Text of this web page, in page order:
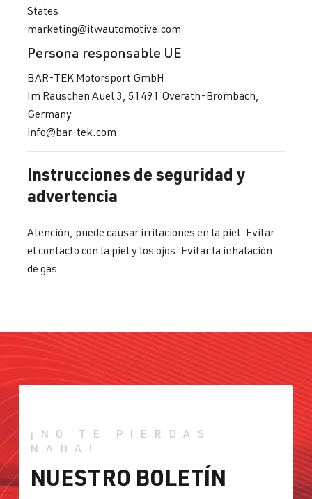
States
marketing@itwautomotive.com
Persona responsable UE
BAR-TEK Motorsport GmbH
Im Rauschen Auel 3, 51491 Overath-Brombach,
Germany
info@bar-tek.com
Instrucciones de seguridad y
advertencia
Atención, puede causar irritaciones en la piel. Evitar
el contacto con la piel y los ojos. Evitar la inhalación
de gas.
¡NO TE PIERDAS
NADA!
NUESTRO BOLETÍN